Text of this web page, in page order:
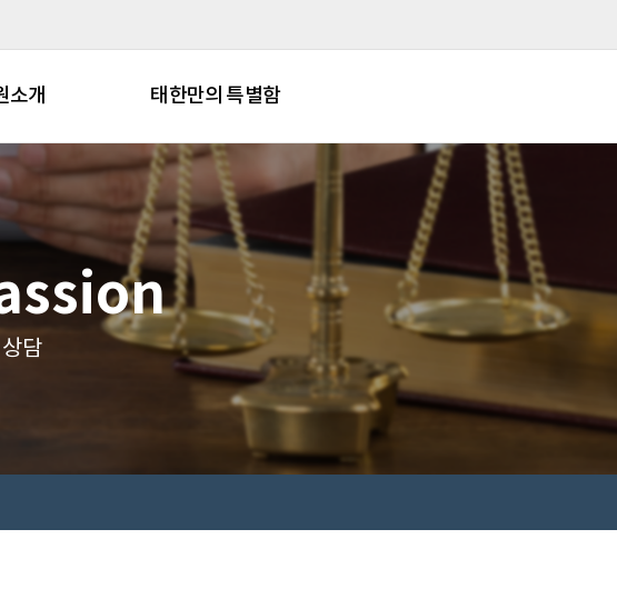
소개 태한만의 특별함
담